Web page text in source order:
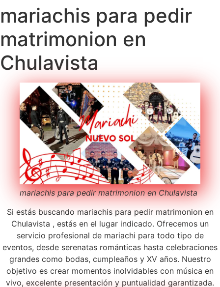
mariachis para pedir
matrimonion en
Chulavista
mariachis para pedir matrimonion en Chulavista
Si estás buscando mariachis para pedir matrimonion en
Chulavista , estás en el lugar indicado. Ofrecemos un
servicio profesional de mariachi para todo tipo de
eventos, desde serenatas románticas hasta celebraciones
grandes como bodas, cumpleaños y XV años. Nuestro
objetivo es crear momentos inolvidables con música en
vivo, excelente presentación y puntualidad garantizada.